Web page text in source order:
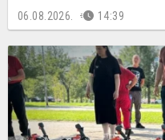
06.08.2026. 14:39